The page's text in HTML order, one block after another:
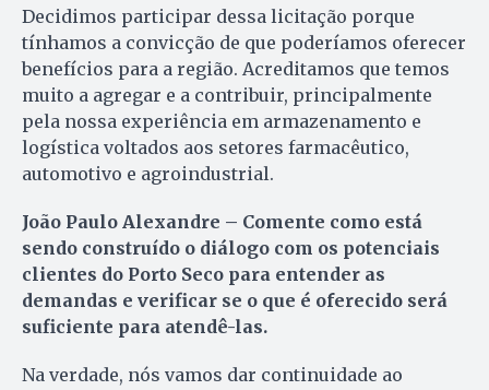
Decidimos participar dessa licitação porque
tínhamos a convicção de que poderíamos oferecer
benefícios para a região. Acreditamos que temos
muito a agregar e a contribuir, principalmente
pela nossa experiência em armazenamento e
logística voltados aos setores farmacêutico,
automotivo e agroindustrial.
João Paulo Alexandre – Comente como está
sendo construído o diálogo com os potenciais
clientes do Porto Seco para entender as
demandas e verificar se o que é oferecido será
suficiente para atendê-las.
Na verdade, nós vamos dar continuidade ao